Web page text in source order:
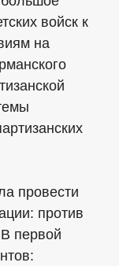
войск к
на
провести
против
первой